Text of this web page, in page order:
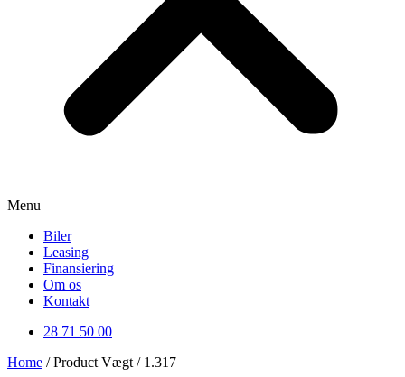
Menu
Biler
Leasing
Finansiering
Om os
Kontakt
28 71 50 00
Home / Product Vægt / 1.317